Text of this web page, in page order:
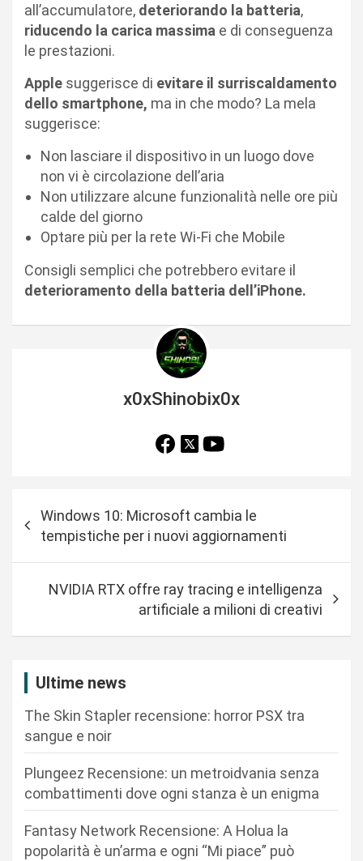
all’accumulatore, deteriorando la batteria,
riducendo la carica massima e di conseguenza
le prestazioni.
Apple suggerisce di evitare il surriscaldamento
dello smartphone, ma in che modo? La mela
suggerisce:
Non lasciare il dispositivo in un luogo dove
non vi è circolazione dell’aria
Non utilizzare alcune funzionalità nelle ore più
calde del giorno
Optare più per la rete Wi-Fi che Mobile
Consigli semplici che potrebbero evitare il
deterioramento della batteria dell’iPhone.
x0xShinobix0x
a
Windows 10: Microsoft cambia le
tempistiche per i nuovi aggiornamenti
NVIDIA RTX offre ray tracing e intelligenza
artificiale a milioni di creativi
Ultime news
The Skin Stapler recensione: horror PSX tra
sangue e noir
Plungeez Recensione: un metroidvania senza
combattimenti dove ogni stanza è un enigma
Fantasy Network Recensione: A Holua la
popolarità è un’arma e ogni “Mi piace” può